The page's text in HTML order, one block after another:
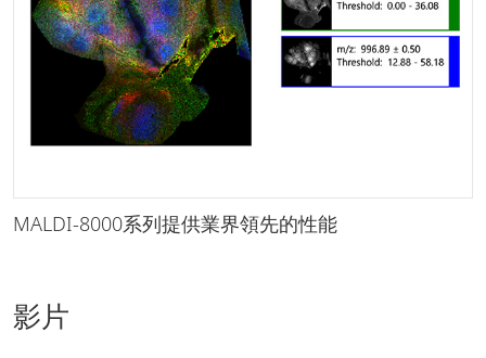
MALDI-8000系列提供業界領先的性能
影片